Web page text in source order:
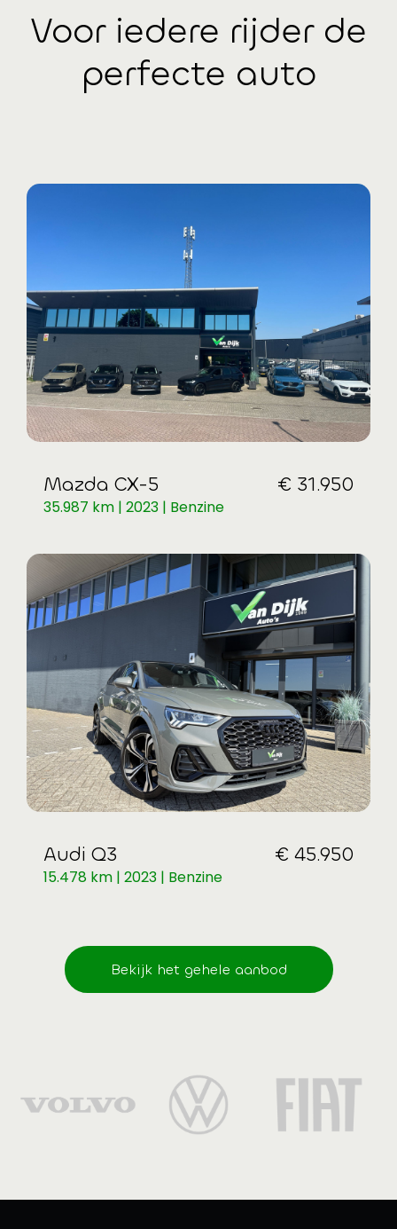
Voor iedere rijder de
perfecte auto
Mazda CX-5
35.987 km | 2023 | Benzine
€ 31.950
Audi Q3
15.478 km | 2023 | Benzine
€ 45.950
Bekijk het gehele aanbod